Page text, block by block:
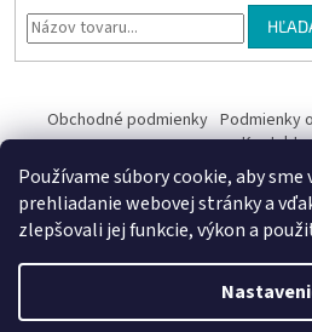
Používame súbory cookie, aby
prehliadanie webovej stránky a
zlepšovali jej funkcie, výkon a
Obchodné podmienky Podmienky
Kontakty
Obchodné
Vytvoril